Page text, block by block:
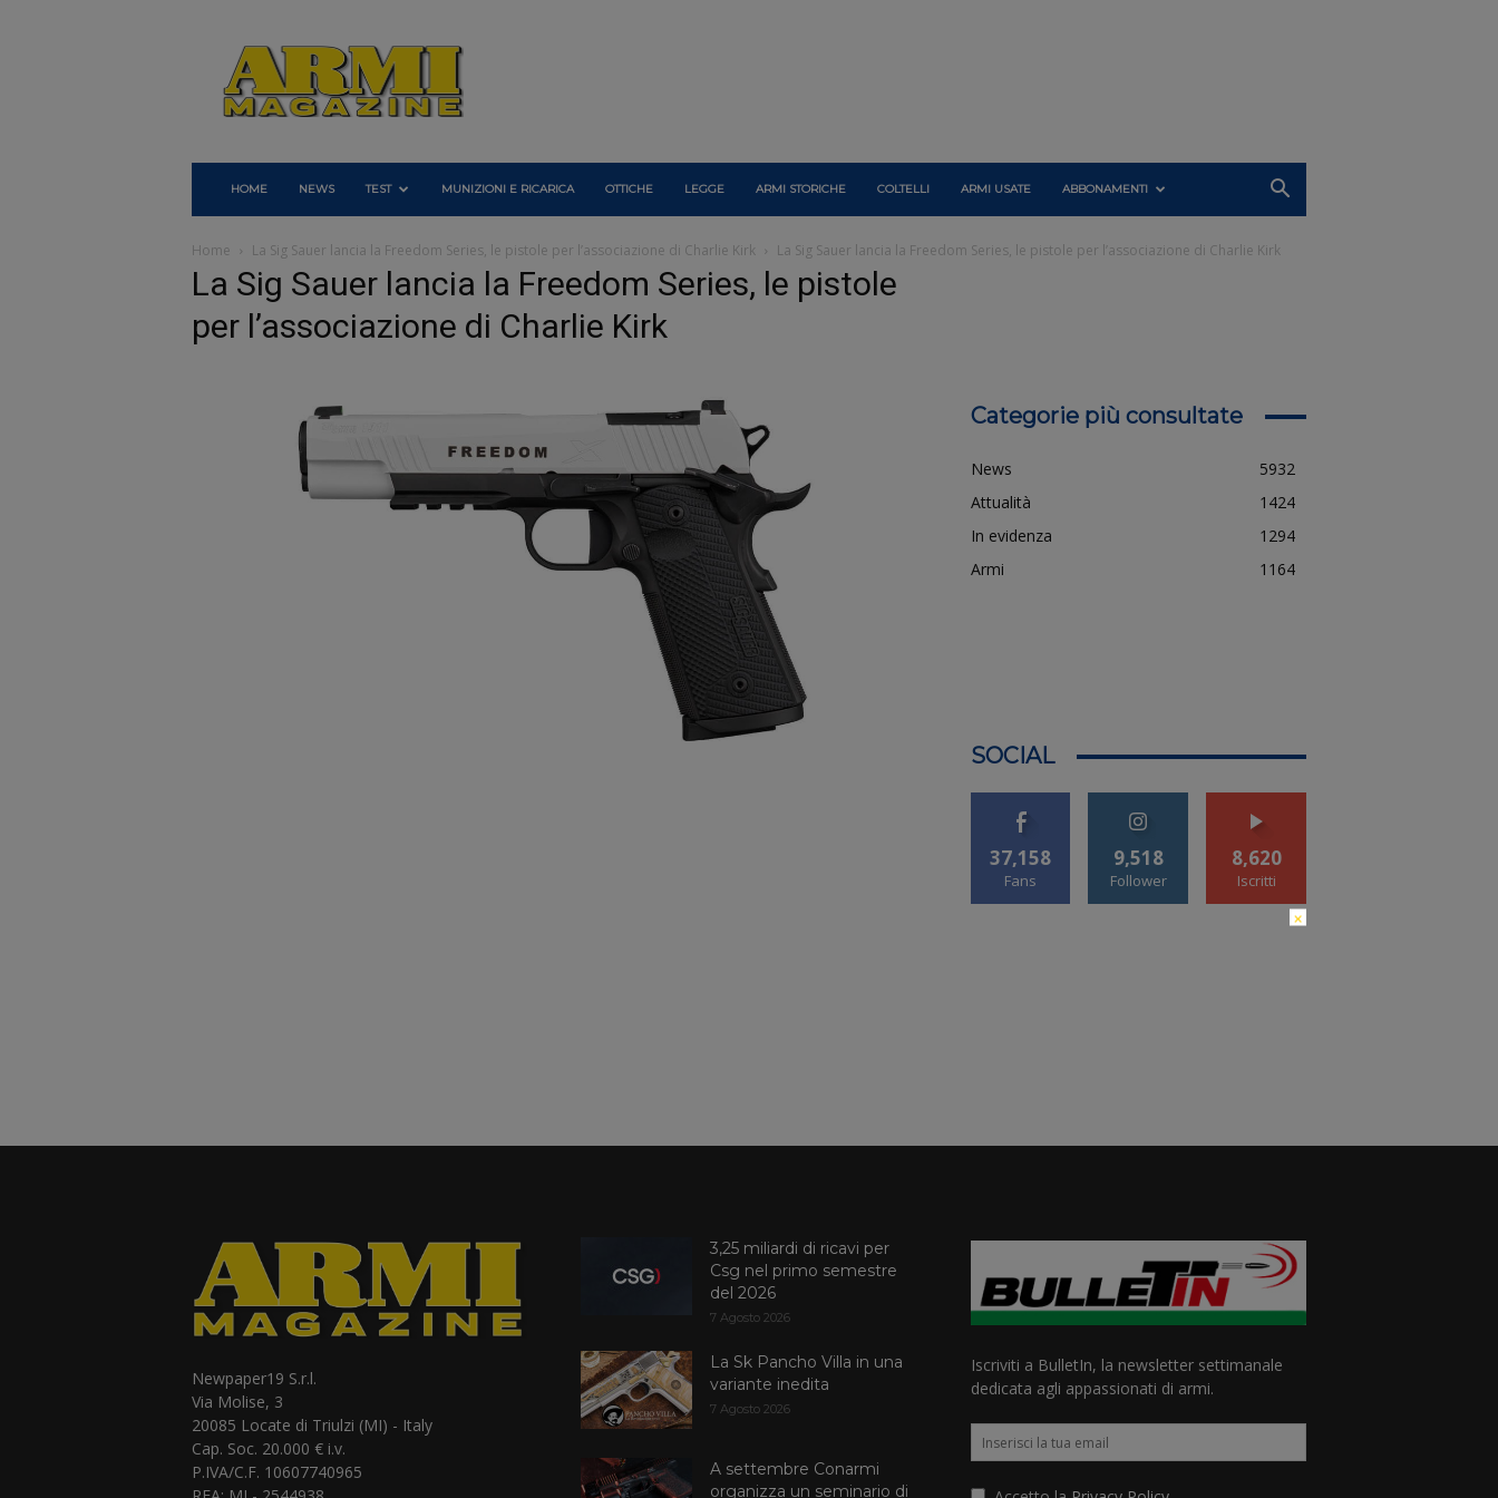
Armi
Magazine
HOME NEWS TEST MUNIZIONI E RICARICA OTTICHE LEGGE ARMI STORICHE COLTELLI ARMI USATE ABBONAMENTI
Home La Sig Sauer lancia la Freedom Series, le pistole per l’associazione di Charlie Kirk La Sig Sauer lancia la Freedom Series, le pistole per l’associazione di Charlie Kirk
La Sig Sauer lancia la Freedom Series, le pistole
per l’associazione di Charlie Kirk
Categorie più consultate
News
5932
Attualità
1424
In evidenza
1294
Armi
1164
SOCIAL
37,158
Fans
9,518
Follower
8,620
Iscritti
Newpaper19 S.r.l.
Via Molise, 3
20085 Locate di Triulzi (MI) - Italy
Cap. Soc. 20.000 € i.v.
P.IVA/C.F. 10607740965
3,25 miliardi di ricavi per
Csg nel primo semestre
del 2026
7 Agosto 2026
La Sk Pancho Villa in una
variante inedita
7 Agosto 2026
A settembre Conarmi
organizza un seminario di
Iscriviti a BulletIn, la newsletter settimanale
dedicata agli appassionati di armi.
×